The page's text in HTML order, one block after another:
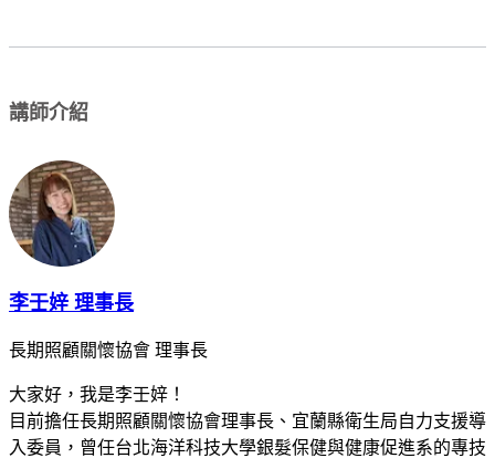
講師介紹
李壬㛙 理事長
長期照顧關懷協會 理事長
大家好，我是李壬㛙！
目前擔任長期照顧關懷協會理事長、宜蘭縣衛生局自力支援導
入委員，曾任台北海洋科技大學銀髮保健與健康促進系的專技